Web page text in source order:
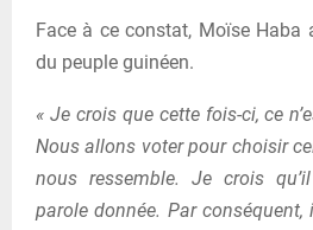
Face à ce constat, Moïse Haba
du peuple guinéen.
« Je crois que cette fois-ci, ce
Nous allons voter pour choisir
nous ressemble. Je crois
parole donnée. Par